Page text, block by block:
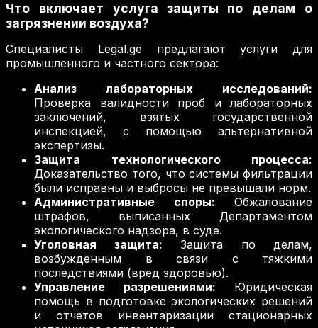
Что включает услуга защиты по делам о
загрязнении воздуха?
Специалисты Legal.ge предлагают услуги для
промышленного и частного сектора:
Анализ лабораторных исследований:
Проверка валидности проб и лабораторных
заключений, взятых государственной
инспекцией, с помощью альтернативной
экспертизы.
Защита технологического процесса:
Доказательство того, что системы фильтрации
были исправны и выбросы не превышали норм.
Административные споры: Обжалование
штрафов, выписанных Департаментом
экологического надзора, в суде.
Уголовная защита: Защита по делам,
возбужденным в связи с тяжкими
последствиями (вред здоровью).
Управление разрешениями: Юридическая
помощь в подготовке экологических решений
и отчетов инвентаризации стационарных